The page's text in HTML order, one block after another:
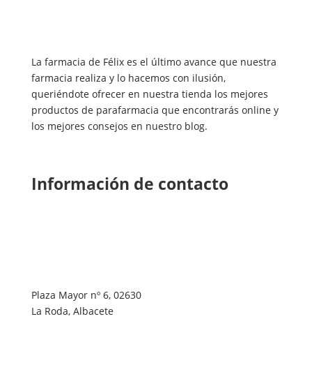
La farmacia de Félix es el último avance que nuestra
farmacia realiza y lo hacemos con ilusión,
queriéndote ofrecer en nuestra tienda los mejores
productos de parafarmacia que encontrarás online y
los mejores consejos en nuestro blog.
Información de contacto
Plaza Mayor nº 6, 02630
La Roda, Albacete